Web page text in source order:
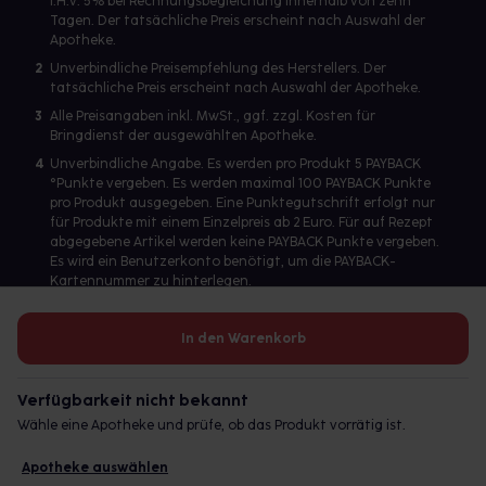
In den Warenkorb
Verfügbarkeit nicht bekannt
Wähle eine Apotheke und prüfe, ob das Produkt vorrätig ist.
Apotheke auswählen
Gewichtsreduktion erreicht werden kann.
Tagen. Der tatsächliche Preis erscheint nach Auswahl der
Apotheke.
2 Unverbindliche Preisempfehlung des Herstellers. Der
tatsächliche Preis erscheint nach Auswahl der Apotheke.
3 Alle Preisangaben inkl. MwSt., ggf. zzgl. Kosten für
Bringdienst der ausgewählten Apotheke.
4 Unverbindliche Angabe. Es werden pro Produkt 5 PAYBACK
°Punkte vergeben. Es werden maximal 100 PAYBACK Punkte
pro Produkt ausgegeben. Eine Punktegutschrift erfolgt nur
für Produkte mit einem Einzelpreis ab 2 Euro. Für auf Rezept
abgegebene Artikel werden keine PAYBACK Punkte vergeben.
Es wird ein Benutzerkonto benötigt, um die PAYBACK-
Kartennummer zu hinterlegen.
Betreiber des Portals und verantwortlich: gesund.de GmbH &
© 2026 gesund.de GmbH & Co. KG